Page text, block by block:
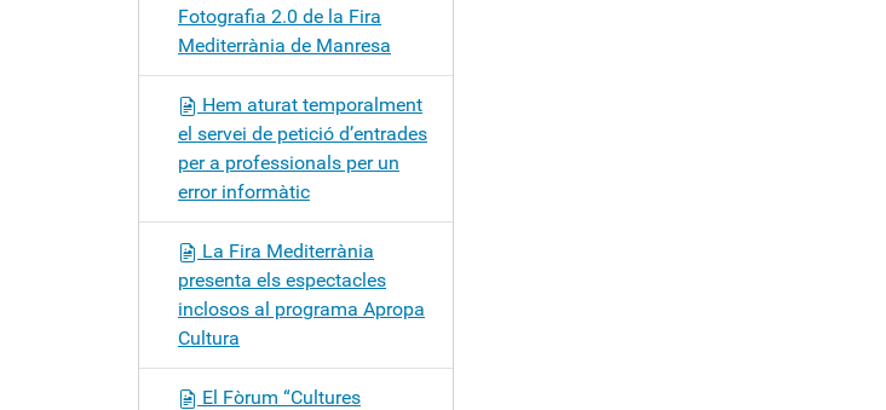
Fotografia 2.0 de la Fira
Mediterrània de Manresa
Hem aturat temporalment
el servei de petició d’entrades
per a professionals per un
error informàtic
La Fira Mediterrània
presenta els espectacles
inclosos al programa Apropa
Cultura
El Fòrum “Cultures